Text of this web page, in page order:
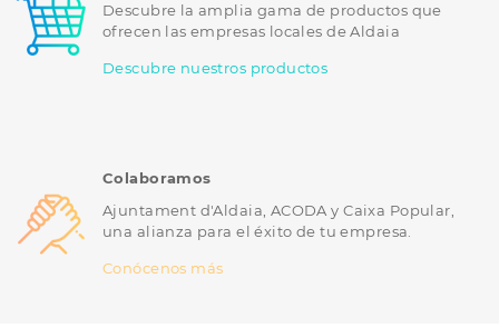
Descubre la amplia gama de productos que
ofrecen las empresas locales de Aldaia
Descubre nuestros productos
Colaboramos
Ajuntament d'Aldaia, ACODA y Caixa Popular,
una alianza para el éxito de tu empresa.
Conócenos más